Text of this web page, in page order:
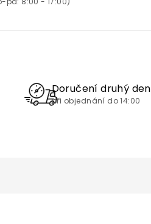
Doručení druhý den
při objednání do 14:00